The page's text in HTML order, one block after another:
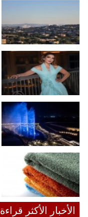
الأخبار الأكثر قراءة